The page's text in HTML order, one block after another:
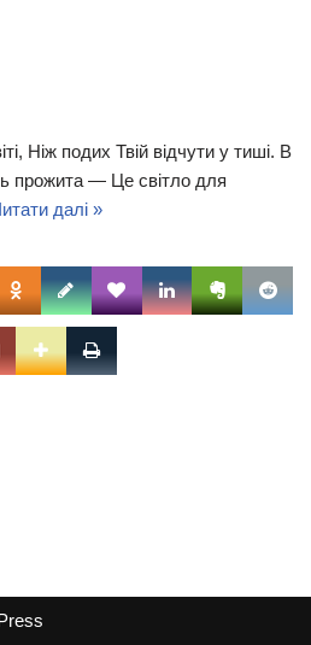
Ніж подих Твій відчути у тиші. В
прожита — Це світло для
далі »